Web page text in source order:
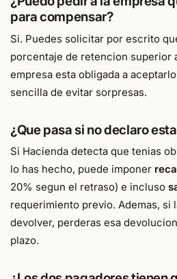
para compensar?
Si. Puedes solicitar por escrito
porcentaje de retencion superior
empresa esta obligada a
sencilla de evitar sorpresas.
¿Que pasa si no declaro
Si Hacienda detecta que tenias
lo has hecho, puede imponer
20% segun el retraso) e incluso
requerimiento previo. Ademas, si
devolver, perderas esa
plazo.